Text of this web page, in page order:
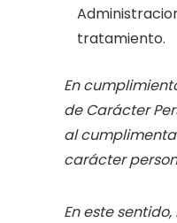
tratamiento.
En
de Carácter
al
carácter
En este